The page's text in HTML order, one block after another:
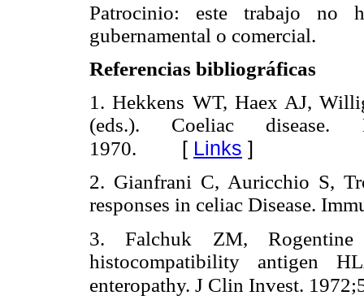
Patrocinio: este trabajo no
gubernamental o comercial.
Referencias bibliográficas
1. Hekkens WT, Haex AJ,
(eds.). Coeliac disease.
1970. [ Links ]
2. Gianfrani C, Auricchio S,
responses in celiac Disease.
3. Falchuk ZM,
histocompatibility antigen
enteropathy. J Clin Invest.